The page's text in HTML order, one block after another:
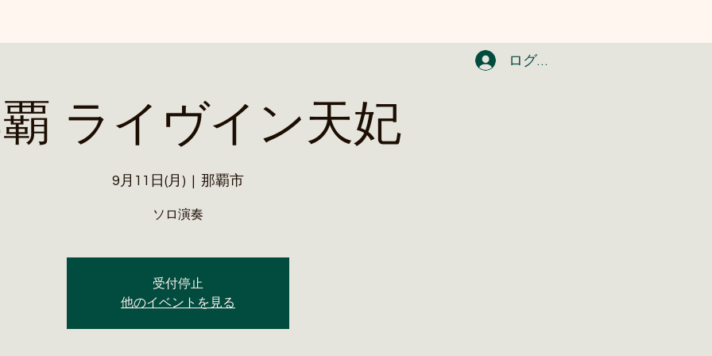
ログイン
ライヴイン天妃
9月11日(月)
  |
那覇市
ソロ演奏
受付停止
他のイベントを見る